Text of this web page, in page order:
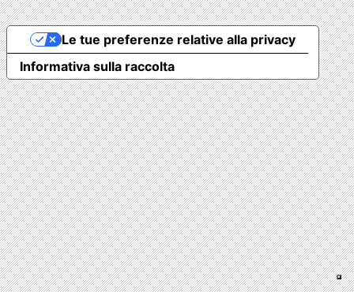
Informativa sulla raccolta
Le tue preferenze relative alla privacy